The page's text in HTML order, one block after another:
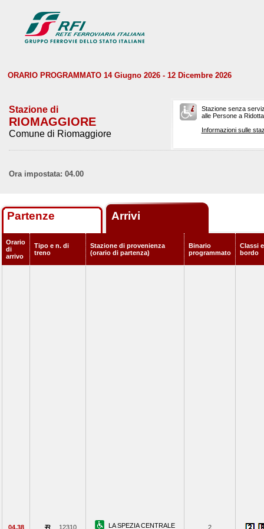
ORARIO PROGRAMMATO 14 Giugno 2026 - 12 Dicembre 2026
Stazione di
RIOMAGGIORE
Comune di Riomaggiore
Stazione senza
alle Persone a
Informazioni sulle
Ora impostata: 04.00
Partenze Arrivi
Orario
di
arrivo
Tipo e n. di
treno
Stazione di provenienza
(orario di partenza)
Binario
programmato
Classi
bordo
04.38 12310
LA SPEZIA CENTRALE
2